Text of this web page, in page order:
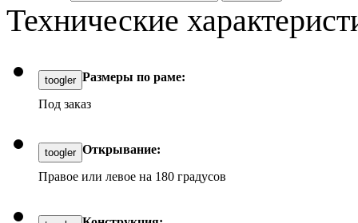
Технические
toogler Размеры по раме:
Под заказ
toogler Открывание:
Правое или левое на 180 градусов